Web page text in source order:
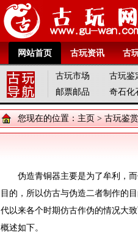
网站首页 古玩资讯 古
古玩市场 古玩鉴
邮票邮品
奇石化
您现在的位置： 主页 > 古玩鉴赏
伪造青铜器主要是为了牟利，
目的，所以仿古与伪造二者制作的
代以来各个时期仿古作伪的情况大
概述如下。